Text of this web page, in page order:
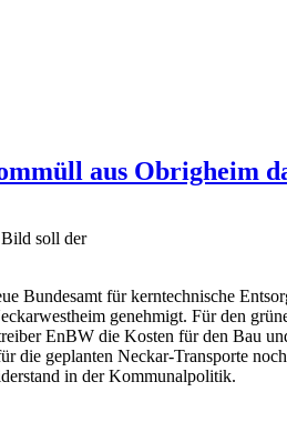
aus Obrigheim
soll der
Bundesamt für kerntechnische
genehmigt. Für den
EnBW die Kosten für den Bau
die geplanten Neckar-Transporte
in der Kommunalpolitik.